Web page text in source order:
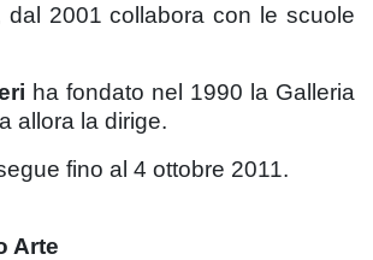
dal 2001 collabora con le scuole
ha fondato nel 1990 la Galleria
allora la dirige.
fino al 4 ottobre 2011.
Arte